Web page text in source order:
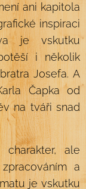
ani kapitola
inspiraci
je vskutku
i několik
Josefa. A
Čapka od
na tváři snad
ale
a
je vskutku